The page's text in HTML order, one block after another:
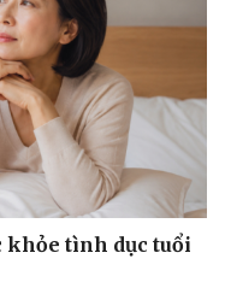
khỏe tình dục tuổi